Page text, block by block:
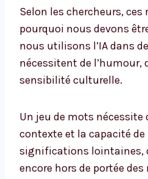
Selon les chercheurs,
pourquoi nous devons
nous utilisons l’IA dans
nécessitent de l’humour,
sensibilité culturelle.
Un jeu de mots nécessite
contexte et la capacité de
significations lointaines,
encore hors de portée des